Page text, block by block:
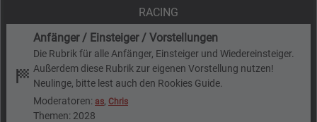
RACING
Anfänger / Einsteiger / Vorstellungen
Die Rubrik für alle Anfänger, Einsteiger und Wiedereinsteiger.
Außerdem diese Rubrik zur eigenen Vorstellung nutzen!
Neulinge, bitte lest auch den Rookies Guide.
Moderatoren: as, Chris
Themen: 2028